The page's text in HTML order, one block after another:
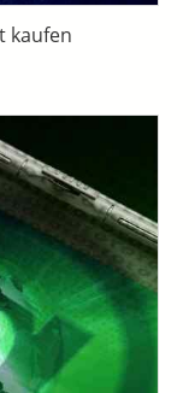
kaufen